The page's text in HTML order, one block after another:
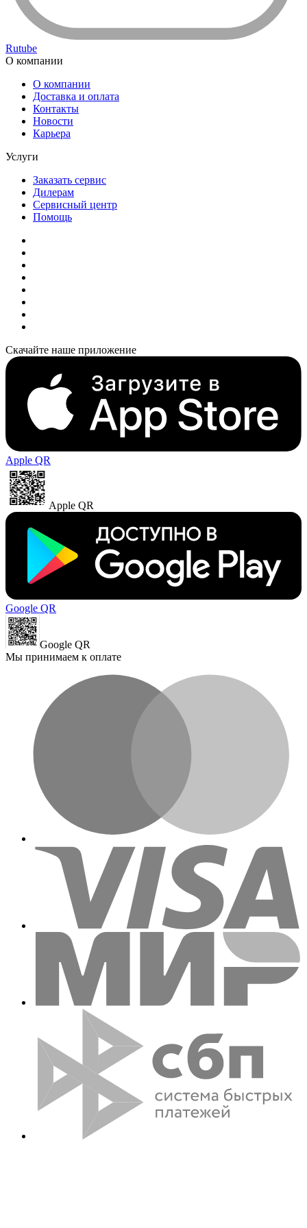
Rutube
О компании
О компании
Доставка и оплата
Контакты
Новости
Карьера
Услуги
Заказать сервис
Дилерам
Сервисный центр
Помощь
Скачайте наше приложение
Apple QR
Apple QR
Google QR
Google QR
Мы принимаем к оплате